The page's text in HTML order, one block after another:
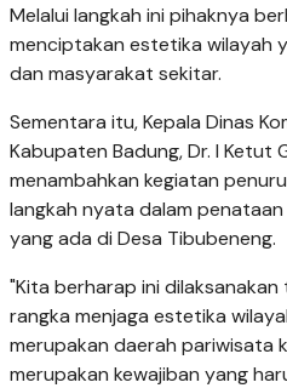
Melalui langkah ini pihaknya
menciptakan estetika wilayah
dan masyarakat sekitar.
Sementara itu, Kepala Dinas
Kabupaten Badung, Dr. I Ketut
menambahkan kegiatan
langkah nyata dalam
yang ada di Desa Tibubeneng.
"Kita berharap ini
rangka menjaga estetika
merupakan daerah pariwisata
merupakan kewajiban yang